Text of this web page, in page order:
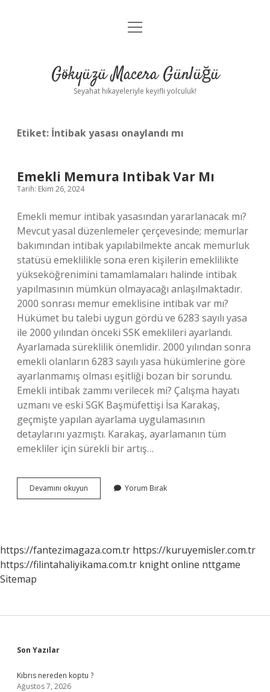
Anasayfa
Yasal Uyarı
menüyü
Gökyüzü Macera Günlüğü
Seyahat hikayeleriyle keyifli yolculuk!
Etiket: İntibak yasası onaylandı mı
Emekli Memura Intibak Var Mı
Tarih: Ekim 26, 2024
Emekli memur intibak yasasından yararlanacak mı?
Mevcut yasal düzenlemeler çerçevesinde; memurlar
bakımından intibak yapılabilmekte ancak memurluk
statüsü emeklilikle sona eren kişilerin emeklilikte
yükseköğrenimini tamamlamaları halinde intibak
yapılmasının mümkün olmayacağı anlaşılmaktadır.
2000 sonrası memur emeklisine intibak var mı?
Hükümet bu talebi uygun gördü ve 6283 sayılı yasa
ile 2000 yılından önceki SSK emeklileri ayarlandı.
Ayarlamada süreklilik önemlidir. 2000 yılından sonra
emekli olanların 6283 sayılı yasa hükümlerine göre
ayarlanmamış olması eşitliği bozan bir sorundu.
Emekli intibak zammı verilecek mi? Çalışma hayatı
uzmanı ve eski SGK Başmüfettişi İsa Karakaş,
geçmişte yapılan ayarlama uygulamasının
detaylarını yazmıştı. Karakaş, ayarlamanın tüm
emekliler için sürekli bir artış…
Devamını okuyun
Memura
Yorum Bırak
https://fantezimagaza.com.tr https://kuruyemisler.com.tr
https://filintahaliyikama.com.tr knight online nttgame
Sitemap
Sidebar
Son Yazılar
Kıbrıs nereden koptu ?
Ağustos 7, 2026